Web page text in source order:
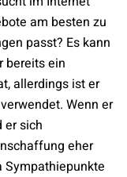
am besten zu
passt? Es kann
bereits ein
allerdings ist er
Wenn er
er sich
eher
Sympathiepunkte